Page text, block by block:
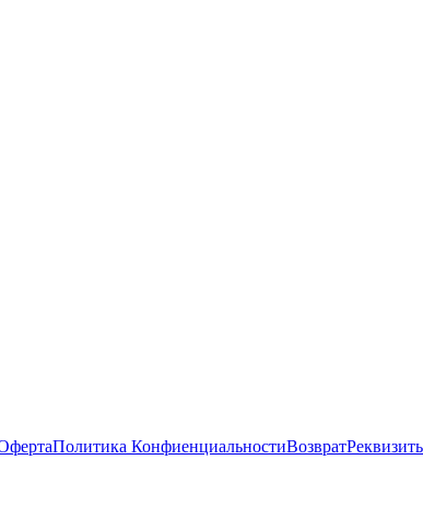
Политика КонфиенциальностиВозврат